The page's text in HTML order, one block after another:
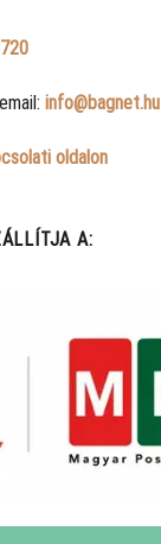
info@bagnet.hu
oldalon
A: